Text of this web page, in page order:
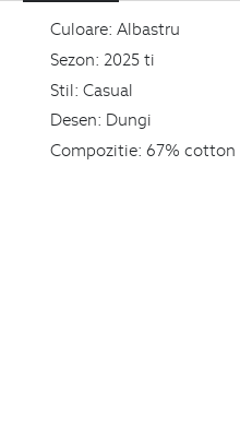
Culoare: Albastru
Sezon: 2025 ti
Stil: Casual
Desen: Dungi
Compozitie: 67% cotton